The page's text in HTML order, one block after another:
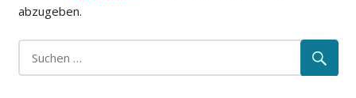
abzugeben.